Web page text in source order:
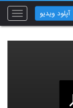
Toggle
آپلود ویدیو